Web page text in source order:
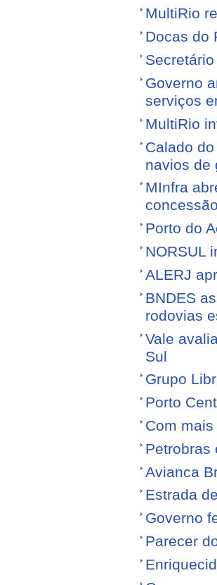
MultiRio
Docas do
Governo
serviços
MultiRio
Calado
navios de
MInfra
Porto do
NORSUL
ALERJ
BNDES
rodovias
Vale
Sul
Grupo
Porto
Com
Petrobras
Avianca
Estrada
Governo
Parecer